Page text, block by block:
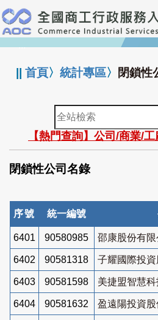
跳
到
主
要
:::
||首頁〉統計專區〉 閉鎖性
全
站
檢
索
【熱門查詢】公司/商業/
閉鎖性公司名錄
序號 統一編號
6401 90580985 邵康股份有限
6402 90581318 子耀國際投資
6403 90581598 美捷盟智慧
6404 90581632 盈遠陽投資股